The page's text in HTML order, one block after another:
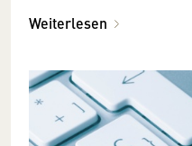
Weiterlesen